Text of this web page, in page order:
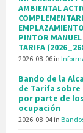
AMBIENTAL
PINTOR
TARIFA
2026-08-06 in
Bando de la
de Tarifa
por parte de
ocupación
2026-08-04 in